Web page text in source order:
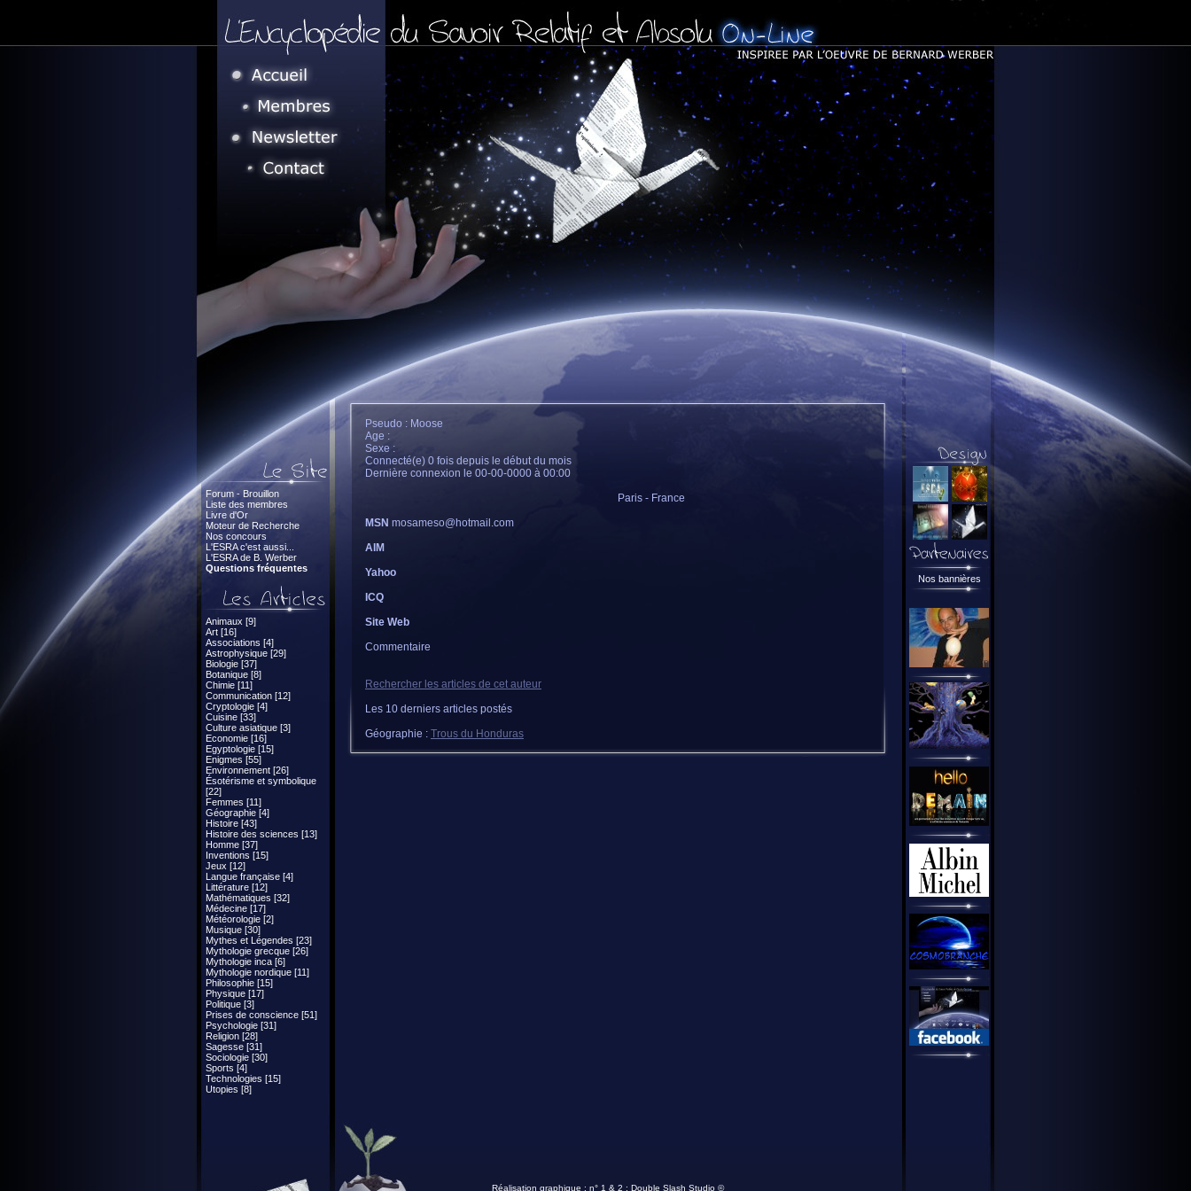
Forum - Brouillon
Liste des membres
Livre d'Or
Moteur de Recherche
Nos concours
L'ESRA c'est aussi...
L'ESRA de B. Werber
Questions fréquentes
Animaux [9]
Art [16]
Associations [4]
Astrophysique [29]
Biologie [37]
Botanique [8]
Chimie [11]
Communication [12]
Cryptologie [4]
Cuisine [33]
Culture asiatique [3]
Economie [16]
Egyptologie [15]
Enigmes [55]
Environnement [26]
Ésotérisme et symbolique
[22]
Femmes [11]
Géographie [4]
Histoire [43]
Histoire des sciences [13]
Homme [37]
Inventions [15]
Jeux [12]
Langue française [4]
Littérature [12]
Mathématiques [32]
Médecine [17]
Météorologie [2]
Musique [30]
Mythes et Légendes [23]
Mythologie grecque [26]
Mythologie inca [6]
Mythologie nordique [11]
Philosophie [15]
Physique [17]
Politique [3]
Prises de conscience [51]
Psychologie [31]
Religion [28]
Sagesse [31]
Sociologie [30]
Sports [4]
Technologies [15]
Utopies [8]
Pseudo : Moose
Age :
Sexe :
Connecté(e) 0 fois depuis le début du mois
Dernière connexion le 00-00-0000 à 00:00
Paris - France
MSN mosameso@hotmail.com
AIM
Yahoo
ICQ
Site Web
Commentaire
Rechercher les articles de cet auteur
Les 10 derniers articles postés
Géographie : Trous du Honduras
Nos bannières
Réalisation graphique : n° 1 & 2 : Double Slash Studio ©